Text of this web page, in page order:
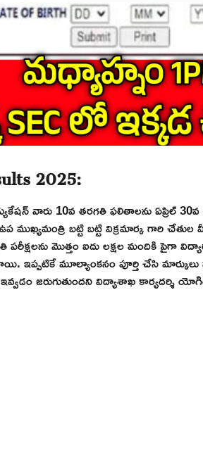
2025:
వారు 10వ తరగతి ఫలితాలను ఏప్రిల్
ముఖ్యమంత్రి బట్టి బట్టి విక్రమార్క గారి
మొత్తం ఐదు లక్షల మందికి పైగా
ఇప్పటికే మూల్యాంకనం పూర్తి చేసి
ఇవ్వడం జరుగుతుందని విద్యాశాఖ కార్యదర్శి